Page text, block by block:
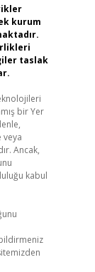
kurum
taslak
bir Yer
Ancak,
kabul